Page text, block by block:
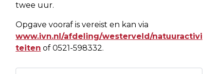
twee uur.
Opgave vooraf is vereist en kan via
www.ivn.nl/afdeling/westerveld/natuuractivi
teiten of 0521-598332.